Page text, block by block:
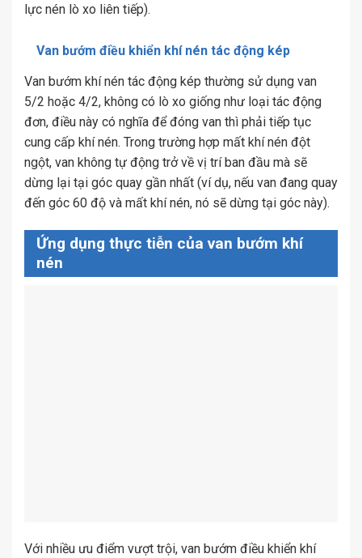
lực nén lò xo liên tiếp).
Van bướm điều khiển khí nén tác động kép
Van bướm khí nén tác động kép thường sử dụng van
5/2 hoặc 4/2, không có lò xo giống như loại tác động
đơn, điều này có nghĩa để đóng van thì phải tiếp tục
cung cấp khí nén. Trong trường hợp mất khí nén đột
ngột, van không tự động trở về vị trí ban đầu mà sẽ
dừng lại tại góc quay gần nhất (ví dụ, nếu van đang quay
đến góc 60 độ và mất khí nén, nó sẽ dừng tại góc này).
Ứng dụng thực tiễn của van bướm khí
nén
Với nhiều ưu điểm vượt trội, van bướm điều khiển khí